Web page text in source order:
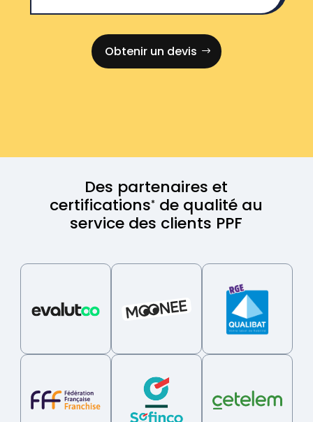
Obtenir un devis
Des partenaires et
certifications* de qualité au
service des clients PPF